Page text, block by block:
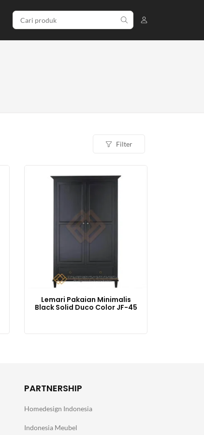
Filter
Lemari Pakaian Minimalis
Black Solid Duco Color JF-45
PARTNERSHIP
Homedesign Indonesia
Indonesia Meubel